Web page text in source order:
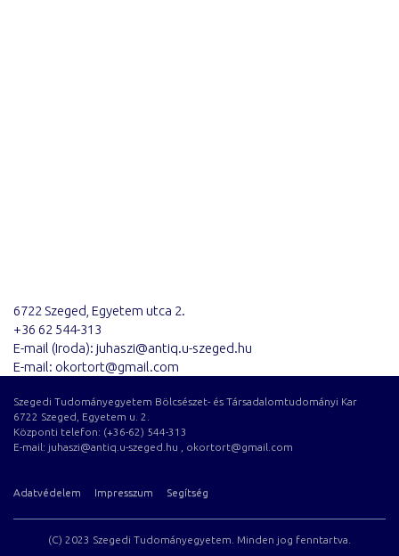
6722 Szeged, Egyetem utca 2.
+36 62 544-313
E-mail (Iroda): juhaszi@antiq.u-szeged.hu
E-mail: okortort@gmail.com
Szegedi Tudományegyetem Bölcsészet- és Társadalomtudományi Kar
6722 Szeged, Egyetem u. 2.
Központi telefon: (+36-62) 544-313
E-mail: juhaszi@antiq.u-szeged.hu , okortort@gmail.com
Adatvédelem Impresszum Segítség
(C) 2023 Szegedi Tudományegyetem. Minden jog fenntartva.